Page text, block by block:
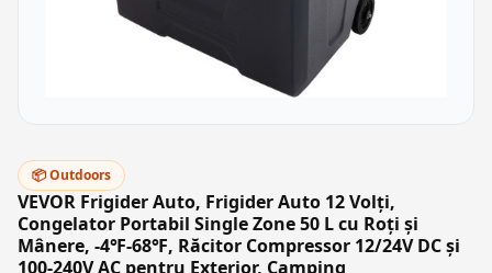
📦 Outdoors
VEVOR Frigider Auto, Frigider Auto 12 Volți,
Congelator Portabil Single Zone 50 L cu Roți și
Mânere, -4℉-68℉, Răcitor Compressor 12/24V DC și
100-240V AC pentru Exterior, Camping